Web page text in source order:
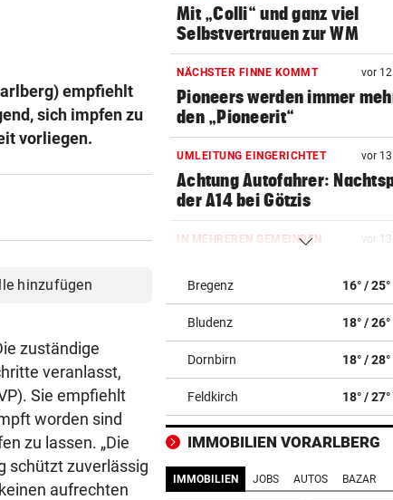
empfiehlt
sich impfen zu
vorliegen.
hinzufügen
zuständige
veranlasst,
Sie empfiehlt
worden sind
zu lassen. „Die
schützt zuverlässig
aufrechten
Mit „Colli“ und ganz viel
Selbstvertrauen zur WM
NÄCHSTER FINNE KOMMT vor
Pioneers werden immer
den „Pioneerit“
UMLEITUNG EINGERICHTET vor
Achtung Autofahrer:
der A14 bei Götzis
IN MEHREREN GEMEINDEN vor
Wassergebühren im Ländle
FAHNDUNGSERFOLG vor
Europaweit gesuchter
Österreicher (29) gefasst
vor
Große Teile von Lingenau
stundenlang ohne Wasser
SENSATIONELLE ZAHLEN vor
Bregenz 16° / 25°
Bludenz 18° / 26°
Dornbirn 18° / 28°
Feldkirch 18° / 27°
IMMOBILIEN VORARLBERG
IMMOBILIEN JOBS AUTOS BAZAR